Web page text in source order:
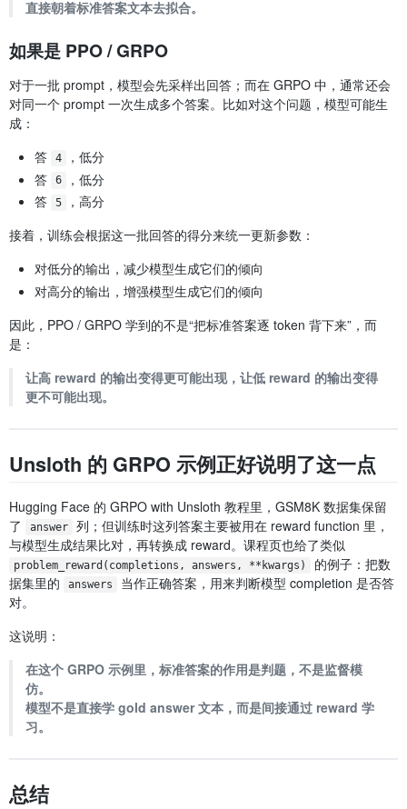
直接朝着标准答案文本去拟合。
如果是 PPO / GRPO
对于一批 prompt，模型会先采样出回答；而在 GRPO 中，通常还会
对同一个 prompt 一次生成多个答案。比如对这个问题，模型可能生
成：
答
4
，低分
答
6
，低分
答
5
，高分
接着，训练会根据这一批回答的得分来统一更新参数：
对低分的输出，减少模型生成它们的倾向
对高分的输出，增强模型生成它们的倾向
因此，PPO / GRPO 学到的不是“把标准答案逐 token 背下来”，而
是：
让高 reward 的输出变得更可能出现，让低 reward 的输出变得
更不可能出现。
Unsloth 的 GRPO 示例正好说明了这一点
Hugging Face 的 GRPO with Unsloth 教程里，GSM8K 数据集保留
了
answer
列；但训练时这列答案主要被用在 reward function 里，
与模型生成结果比对，再转换成 reward。课程页也给了类似
problem_reward(completions, answers, **kwargs)
的例子：把数
据集里的
answers
当作正确答案，用来判断模型 completion 是否答
对。
这说明：
在这个 GRPO 示例里，标准答案的作用是判题，不是监督模
仿。
模型不是直接学 gold answer 文本，而是间接通过 reward 学
习。
总结